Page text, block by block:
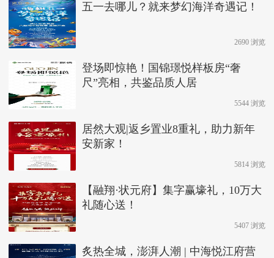
五一去哪儿？就来梦幻海洋奇遇记！
2690 浏览
登场即惊艳！国锦璟悦样板房“奢
尺”亮相，共鉴品质人居
5544 浏览
居然大观|返乡置业8重礼，助力新年
安新家！
5814 浏览
【融翔·状元府】集字赢壕礼，10万大
礼随心送！
5407 浏览
炙热全城，澎湃人潮 | 中海悦江府营